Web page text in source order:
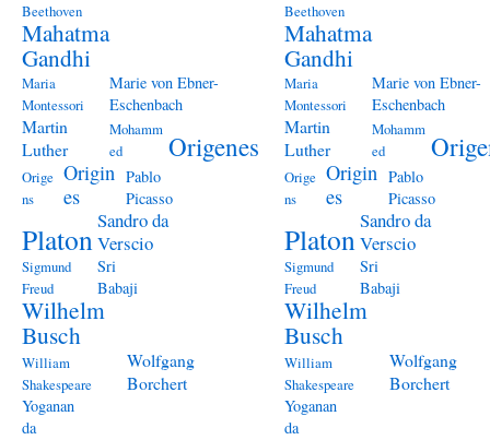
Beethoven
Mahatma
Gandhi
Maria
Montessori
Marie von Ebner-
Eschenbach
Martin
Luther
Mohamm
ed
Origenes
Orige
ns
Origin
es
Pablo
Picasso
Platon
Sandro da
Verscio
Sigmund
Freud
Sri
Babaji
Wilhelm
Busch
William
Shakespeare
Wolfgang
Borchert
Yoganan
da
Beethoven
Mahatma
Gandhi
Maria
Montessori
Marie von Ebner-
Eschenbach
Martin
Luther
Mohamm
ed
Orige
ns
Origin
es
Pablo
Picasso
Platon
Sandro da
Verscio
Sigmund
Freud
Sri
Babaji
Wilhelm
Busch
William
Shakespeare
Wolfgang
Borchert
Yoganan
da